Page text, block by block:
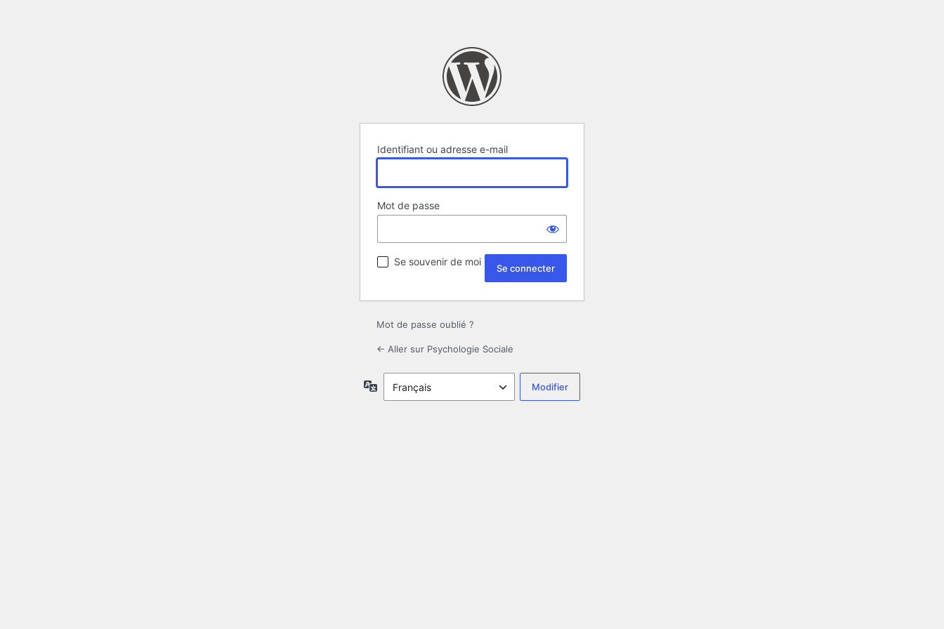
Identifiant ou adresse e-mail
Mot de passe
Se souvenir de moi
Mot de passe oublié ?
← Aller sur Psychologie Sociale
Langue